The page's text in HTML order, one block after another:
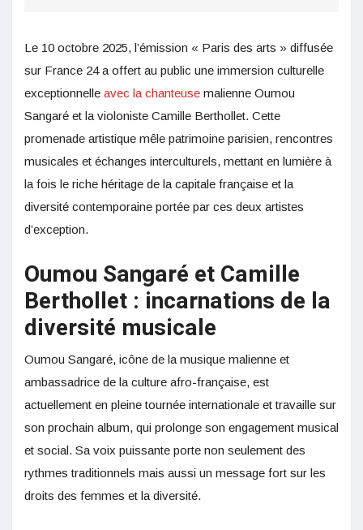
Le 10 octobre 2025, l’émission « Paris des arts » diffusée
sur France 24 a offert au public une immersion culturelle
exceptionnelle avec la chanteuse malienne Oumou
Sangaré et la violoniste Camille Berthollet. Cette
promenade artistique mêle patrimoine parisien, rencontres
musicales et échanges interculturels, mettant en lumière à
la fois le riche héritage de la capitale française et la
diversité contemporaine portée par ces deux artistes
d’exception.
Oumou Sangaré et Camille
Berthollet : incarnations de la
diversité musicale
Oumou Sangaré, icône de la musique malienne et
ambassadrice de la culture afro-française, est
actuellement en pleine tournée internationale et travaille sur
son prochain album, qui prolonge son engagement musical
et social. Sa voix puissante porte non seulement des
rythmes traditionnels mais aussi un message fort sur les
droits des femmes et la diversité.